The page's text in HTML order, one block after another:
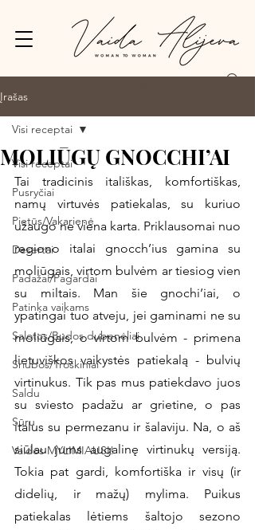
Įrašas
Visi receptai
Pusryčiai
Pietūs/Vakarienė
Desertai
Padažai/Pagardai
Patinka vaikams
Salotos/Budos dubenėliai
Sriubos/Troškiniai
Saldu
Sūru
Vaidos MYLIMIAUSI!
Visi receptai
MOLIŪGŲ GNOCCHI’AI
Tai tradicinis itališkas, komfortiškas,
namų virtuvės patiekalas, su kuriuo
užaugo ne viena karta. Priklausomai nuo
regiono italai gnocch’ius gamina su
moliūgais, virtom bulvėm ar tiesiog vien
su miltais. Man šie gnochi’iai, o
ypatingai tuo atveju, jei gaminami ne su
moliūgais, o virtom bulvėm - primena
lietuviškos vaikystės patiekalą - bulvių
virtinukus. Tik pas mus patiekdavo juos
su sviesto padažu ar grietine, o pas
italus su permezanu ir šalaviju. Na, o aš
siūlau jums augalinę virtinukų versiją.
Tokia pat gardi, komfortiška ir visų (ir
didelių, ir mažų) mylima. Puikus
patiekalas lėtiems šaltojo sezono